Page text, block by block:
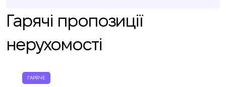
Гарячі пропозиції
нерухомості
ГАРЯЧЕ